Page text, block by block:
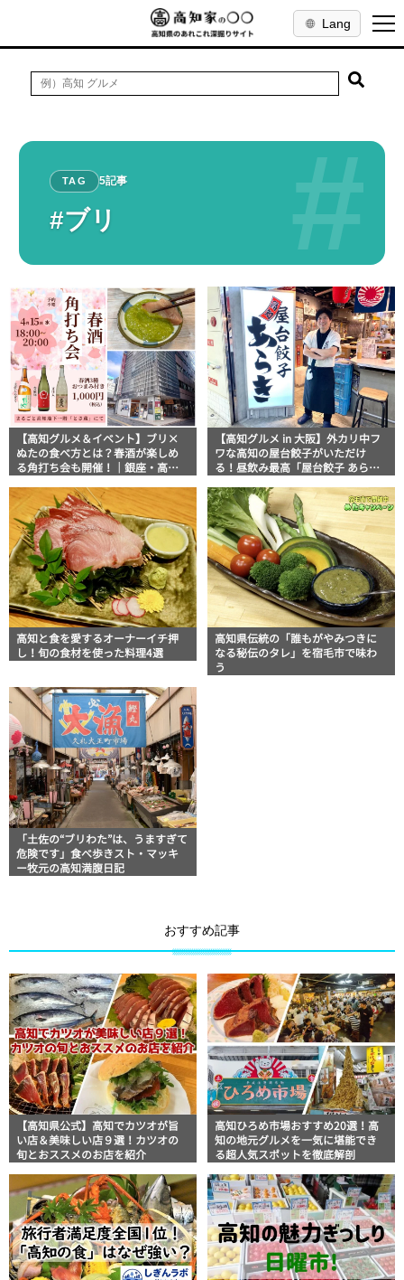
Lang
#
TAG 5記事
#ブリ
【高知グルメ＆イベント】ブリ×
ぬたの食べ方とは？春酒が楽しめ
る角打ち会も開催！｜銀座・高知
【高知グルメ in 大阪】外カリ中フ
ワな高知の屋台餃子がいただけ
る！昼飲み最高「屋台餃子 あら
高知と食を愛するオーナーイチ押
し！旬の食材を使った料理4選
高知県伝統の「誰もがやみつきに
なる秘伝のタレ」を宿毛市で味わ
う
「土佐の“ブリわた”は、うますぎて
危険です」食べ歩きスト・マッキ
ー牧元の高知満腹日記
おすすめ記事
【高知県公式】高知でカツオが旨
い店＆美味しい店９選！カツオの
旬とおススメのお店を紹介
高知ひろめ市場おすすめ20選！高
知の地元グルメを一気に堪能でき
る超人気スポットを徹底解剖